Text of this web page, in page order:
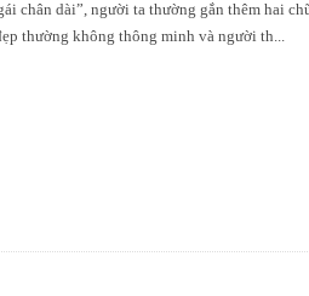
chân dài”, người ta thường gắn thêm hai
thường không thông minh và người th...